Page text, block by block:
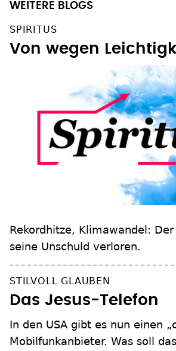
WEITERE BLOGS
SPIRITUS
Von wegen
Rekordhitze, Klimawandel:
seine Unschuld verloren.
STILVOLL GLAUBEN
Das Jesus-Telefon
In den USA gibt es nun einen
Mobilfunkanbieter. Was soll